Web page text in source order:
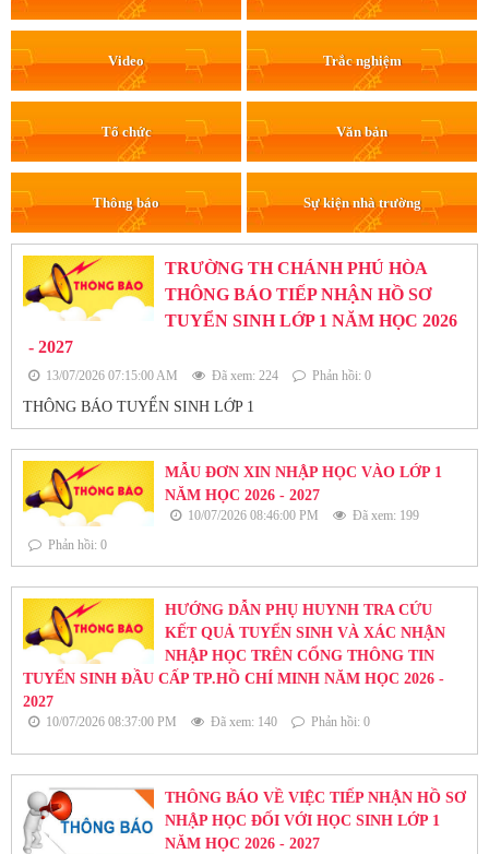
Video Trắc nghiệm
Tổ chức Văn bản
Thông báo Sự kiện nhà trường
TRƯỜNG TH CHÁNH PHÚ HÒA
THÔNG BÁO TIẾP NHẬN HỒ SƠ
TUYỂN SINH LỚP 1 NĂM HỌC 2026
- 2027
13/07/2026 07:15:00 AM Đã xem: 224 Phản hồi: 0
THÔNG BÁO TUYỂN SINH LỚP 1
MẪU ĐƠN XIN NHẬP HỌC VÀO LỚP 1
NĂM HỌC 2026 - 2027
10/07/2026 08:46:00 PM
Đã xem: 199
Phản hồi: 0
HƯỚNG DẪN PHỤ HUYNH TRA CỨU
KẾT QUẢ TUYỂN SINH VÀ XÁC NHẬN
NHẬP HỌC TRÊN CỔNG THÔNG TIN
TUYỂN SINH ĐẦU CẤP TP.HỒ CHÍ MINH NĂM HỌC 2026 -
2027
10/07/2026 08:37:00 PM Đã xem: 140 Phản hồi: 0
THÔNG BÁO VỀ VIỆC TIẾP NHẬN HỒ SƠ
NHẬP HỌC ĐỐI VỚI HỌC SINH LỚP 1
NĂM HỌC 2026 - 2027